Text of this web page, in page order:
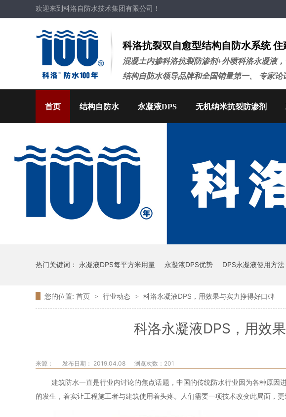
欢迎来到科洛自防水技术集团有限公司！
科洛抗裂双自愈型结构自防水系统 住
混凝土内掺科洛抗裂防渗剂+外喷科洛永凝液
结构自防水领导品牌和全国销量第一、 专家论
首页 结构自防水 永凝液DPS 无机纳米抗裂防渗剂
热门关键词： 永凝液DPS每平方米用量 永凝液DPS优势 DPS永凝液使用方法
您的位置: 首页 > 行业动态 > 科洛永凝液DPS，用效果与实力挣得好口碑
科洛永凝液DPS，用效
来源： 发布日期： 2019.04.08 浏览次数： 201
建筑防水一直是行业内讨论的焦点话题，中国的传统防水行业因为各种原
的发生，着实让工程施工者与建筑使用着头疼。人们需要一项技术改变此局面，